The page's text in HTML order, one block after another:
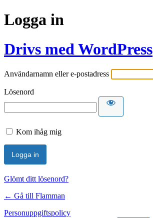
Logga in
Drivs med WordPress
Användarnamn eller e-postadress
Lösenord
Kom ihåg mig
Glömt ditt lösenord?
← Gå till Flamman
Personuppgiftspolicy